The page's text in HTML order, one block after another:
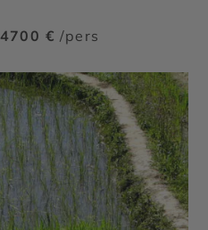
4700 € /pers